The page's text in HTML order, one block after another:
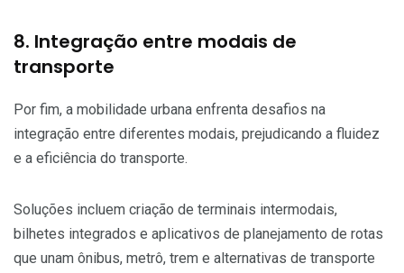
8. Integração entre modais de
transporte
Por fim, a mobilidade urbana enfrenta desafios na
integração entre diferentes modais, prejudicando a fluidez
e a eficiência do transporte.
Soluções incluem criação de terminais intermodais,
bilhetes integrados e aplicativos de planejamento de rotas
que unam ônibus, metrô, trem e alternativas de transporte